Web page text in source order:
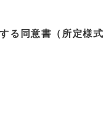
る同意書 （所定様